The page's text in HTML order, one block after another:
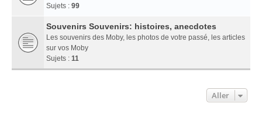
Sujets : 99
Souvenirs Souvenirs: histoires, anecdotes
Les souvenirs des Moby, les photos de votre passé, les articles
sur vos Moby
Sujets : 11
Aller